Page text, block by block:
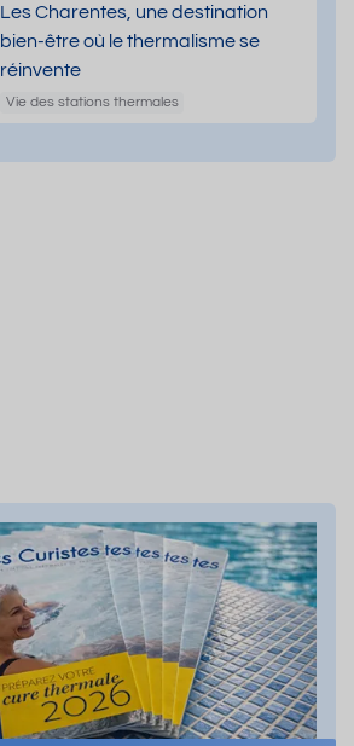
Les Charentes, une destination
bien-être où le thermalisme se
réinvente
Vie des stations thermales